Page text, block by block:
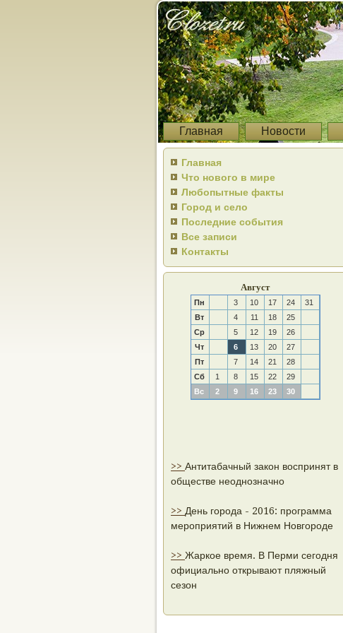
Главная Новости
Главная
Что нового в мире
Любопытные факты
Город и село
Последние события
Все записи
Контакты
Август
Пн 3 10 17 24
31
Вт
4 11 18
25
Ср
5 12 19
26
Чт
6 13 20
27
Пт
7 14 21
28
Сб
1 8 15 22
29
Вс
2 9 16 23 30
>> Антитабачный закон воспринят в
обществе неоднозначно
>> День города - 2016: программа
мероприятий в Нижнем Новгороде
>> Жаркое время. В Перми сегодня
официально открывают пляжный
сезон